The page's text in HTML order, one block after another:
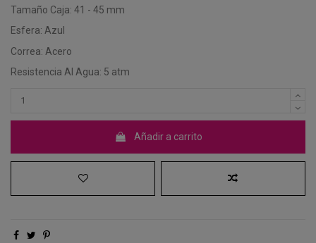
Tamaño Caja: 41 - 45 mm
Esfera: Azul
Correa: Acero
Resistencia Al Agua: 5 atm
Añadir a carrito